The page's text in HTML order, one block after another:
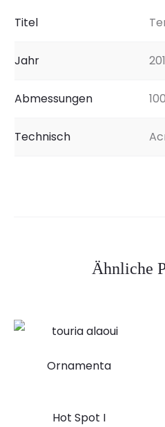
Titel
Jahr
Abmessungen
Technisch
Ähnliche
Ornamenta
Hot Spot I